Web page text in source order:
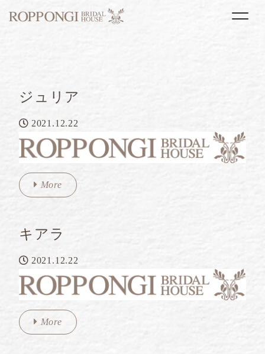
ジュリア
2021.12.22
More
キアラ
2021.12.22
More